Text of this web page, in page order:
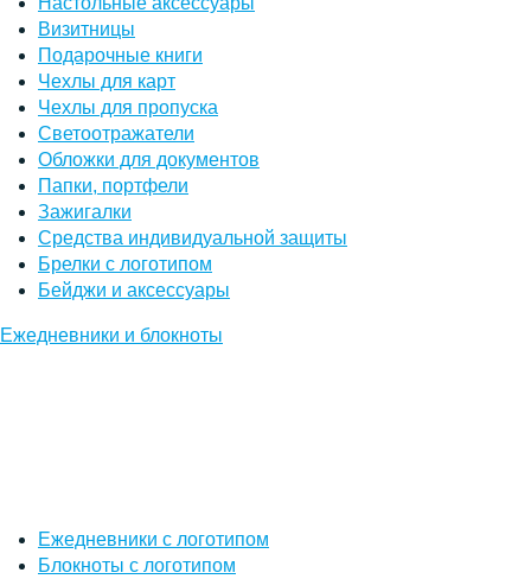
Визитницы
Подарочные книги
Чехлы для карт
Чехлы для пропуска
Светоотражатели
Обложки для документов
Папки, портфели
Зажигалки
Средства индивидуальной защиты
Брелки с логотипом
Бейджи и аксессуары
Ежедневники и блокноты
Ежедневники с логотипом
Блокноты с логотипом